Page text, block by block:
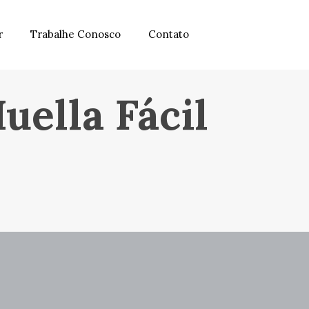
Trabalhe Conosco Contato
Fácil